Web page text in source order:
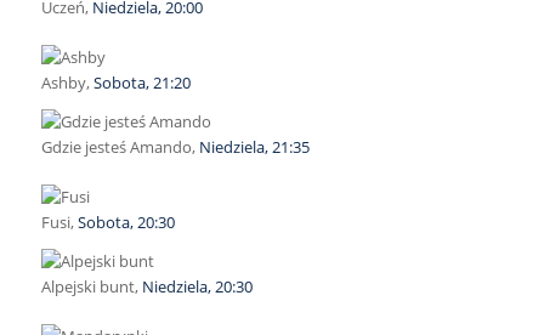
Uczeń, Niedziela, 20:00
Ashby,Sobota, 21:20
Gdzie jesteś Amando, Niedziela, 21:35
Fusi,Sobota, 20:30
Alpejski bunt, Niedziela, 20:30